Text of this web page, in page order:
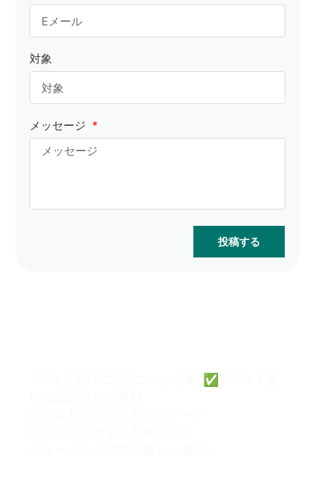
対象
メッセージ
投稿する
100%天然FSC認証コルク原料 ✅ 100%天然